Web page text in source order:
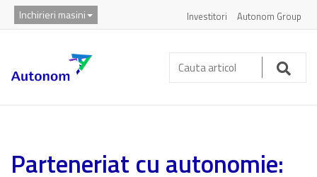
Inchirieri masini Investitori Autonom Group
Cauta
articol:
Parteneriat cu autonomie: